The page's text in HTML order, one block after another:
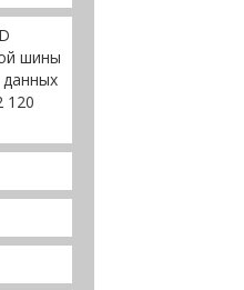
шины
120